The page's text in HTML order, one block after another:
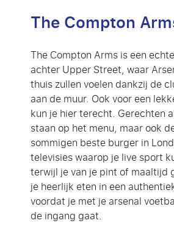
The Compton
The Compton Arms is een
achter Upper Street, waar
thuis zullen voelen dankzij de
aan de muur. Ook voor een
kun je hier terecht. Gerechten
staan op het menu, maar ook
sommigen beste burger in
televisies waarop je live sport
terwijl je van je pint of maaltijd
je heerlijk eten in een
voordat je met je arsenal
de ingang gaat.